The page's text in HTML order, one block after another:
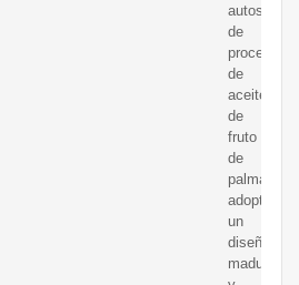
de
de
aceite
de
fruto
de
palma
adopta
un
diseño
maduro